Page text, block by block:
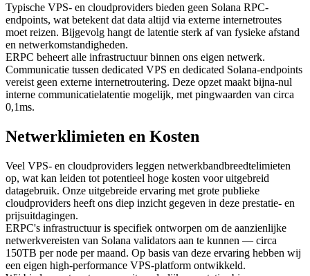
Typische VPS- en cloudproviders bieden geen Solana RPC-
endpoints, wat betekent dat data altijd via externe internetroutes
moet reizen. Bijgevolg hangt de latentie sterk af van fysieke afstand
en netwerkomstandigheden.
ERPC beheert alle infrastructuur binnen ons eigen netwerk.
Communicatie tussen dedicated VPS en dedicated Solana-endpoints
vereist geen externe internetroutering. Deze opzet maakt bijna-nul
interne communicatielatentie mogelijk, met pingwaarden van circa
0,1ms.
Netwerklimieten en Kosten
Veel VPS- en cloudproviders leggen netwerkbandbreedtelimieten
op, wat kan leiden tot potentieel hoge kosten voor uitgebreid
datagebruik. Onze uitgebreide ervaring met grote publieke
cloudproviders heeft ons diep inzicht gegeven in deze prestatie- en
prijsuitdagingen.
ERPC's infrastructuur is specifiek ontworpen om de aanzienlijke
netwerkvereisten van Solana validators aan te kunnen — circa
150TB per node per maand. Op basis van deze ervaring hebben wij
een eigen high-performance VPS-platform ontwikkeld.